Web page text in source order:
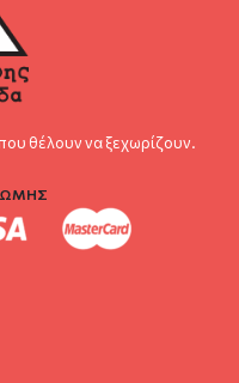
θέλουν να ξεχωρίζουν.